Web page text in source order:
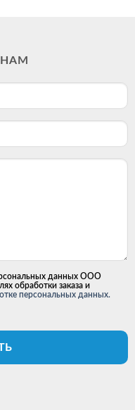
данных ООО
обработки заказа и
персональных данных.